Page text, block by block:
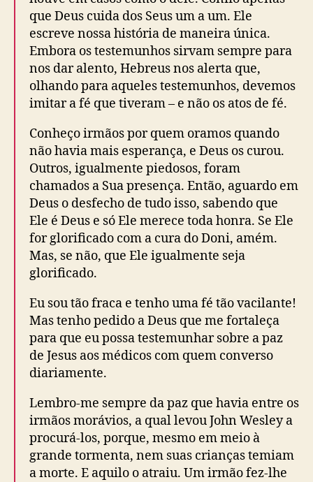
que Deus cuida dos Seus um a um. Ele
escreve nossa história de maneira única.
Embora os testemunhos sirvam sempre para
nos dar alento, Hebreus nos alerta que,
olhando para aqueles testemunhos, devemos
imitar a fé que tiveram – e não os atos de fé.
Conheço irmãos por quem oramos quando
não havia mais esperança, e Deus os curou.
Outros, igualmente piedosos, foram
chamados a Sua presença. Então, aguardo em
Deus o desfecho de tudo isso, sabendo que
Ele é Deus e só Ele merece toda honra. Se Ele
for glorificado com a cura do Doni, amém.
Mas, se não, que Ele igualmente seja
glorificado.
Eu sou tão fraca e tenho uma fé tão vacilante!
Mas tenho pedido a Deus que me fortaleça
para que eu possa testemunhar sobre a paz
de Jesus aos médicos com quem converso
diariamente.
Lembro-me sempre da paz que havia entre os
irmãos morávios, a qual levou John Wesley a
procurá-los, porque, mesmo em meio à
grande tormenta, nem suas crianças temiam
a morte. E aquilo o atraiu. Um irmão fez-lhe